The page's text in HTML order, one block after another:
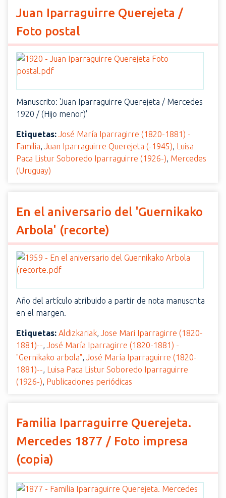
Juan Iparraguirre Querejeta /
Foto postal
Manuscrito: 'Juan Iparraguirre Querejeta / Mercedes
1920 / (Hijo menor)'
Etiquetas: José María Iparragirre (1820-1881) -
Familia, Juan Iparraguirre Querejeta (-1945), Luisa
Paca Listur Soboredo Iparraguirre (1926-), Mercedes
(Uruguay)
En el aniversario del 'Guernikako
Arbola' (recorte)
Año del artículo atribuido a partir de nota manuscrita
en el margen.
Etiquetas: Aldizkariak, Jose Mari Iparragirre (1820-
1881)--, José María Iparragirre (1820-1881) -
"Gernikako arbola", José María Iparraguirre (1820-
1881)--, Luisa Paca Listur Soboredo Iparraguirre
(1926-), Publicaciones periódicas
Familia Iparraguirre Querejeta.
Mercedes 1877 / Foto impresa
(copia)